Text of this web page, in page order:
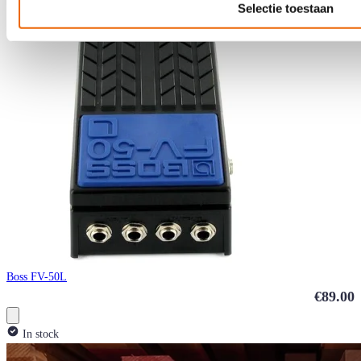
Selectie toestaan
Boss FV-50L
€89.00
In stock